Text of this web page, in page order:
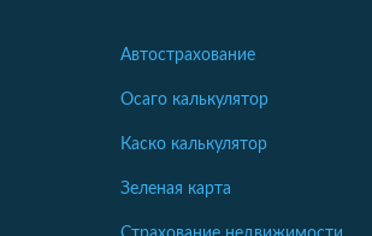
Автострахование
Осаго калькулятор
Каско калькулятор
Зеленая карта